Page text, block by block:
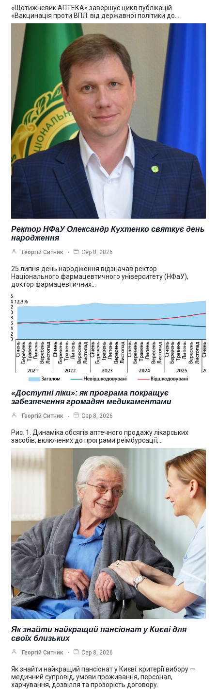
«Щотижневик АПТЕКА» завершує цикл публікацій
«Вакцинація проти ВПЛ: від державної політики до…
Ректор НФаУ Олександр Кухтенко святкує день
народження
Георгій Ситник Сер 8, 2026
25 липня день народження відзначав ректор
Національного фармацевтичного університету (НФаУ),
доктор фармацевтичних…
«Доступні ліки»: як програма покращує
забезпечення громадян медикаментами
Георгій Ситник Сер 8, 2026
Рис. 1. Динаміка обсягів аптечного продажу лікарських
засобів, включених до програми реімбурсації,…
Як знайти найкращий пансіонат у Києві для
своїх близьких
Георгій Ситник Сер 8, 2026
Як знайти найкращий пансіонат у Києві: критерії вибору —
медичний супровід, умови проживання, персонал,
харчування, дозвілля та прозорість договору.